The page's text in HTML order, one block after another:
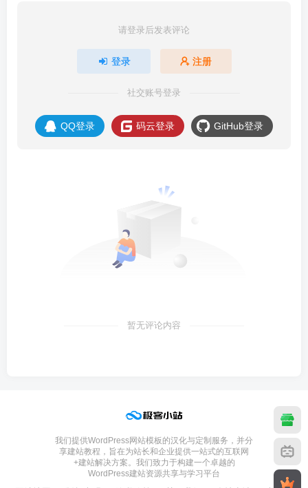
请登录后发表评论
登录 注册
社交账号登录
QQ登录 码云登录 GitHub登录
暂无评论内容
我们提供WordPress网站模板的汉化与定制服务，并分
享建站教程，旨在为站长和企业提供一站式的互联网
+建站解决方案。我们致力于构建一个卓越的
WordPress建站资源共享与学习平台